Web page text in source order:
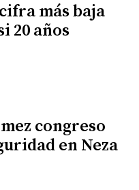
más baja
20 años
congreso
en Neza